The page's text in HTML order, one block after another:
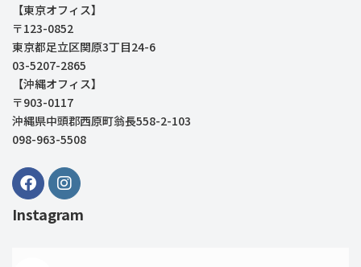
【東京オフィス】
〒123-0852
東京都足立区関原3丁目24-6
03-5207-2865
【沖縄オフィス】
〒903-0117
沖縄県中頭郡西原町翁長558-2-103
098-963-5508
Instagram